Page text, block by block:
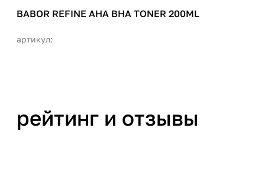
BABOR REFINE AHA BHA TONER 200ML
артикул:
рейтинг и отзывы